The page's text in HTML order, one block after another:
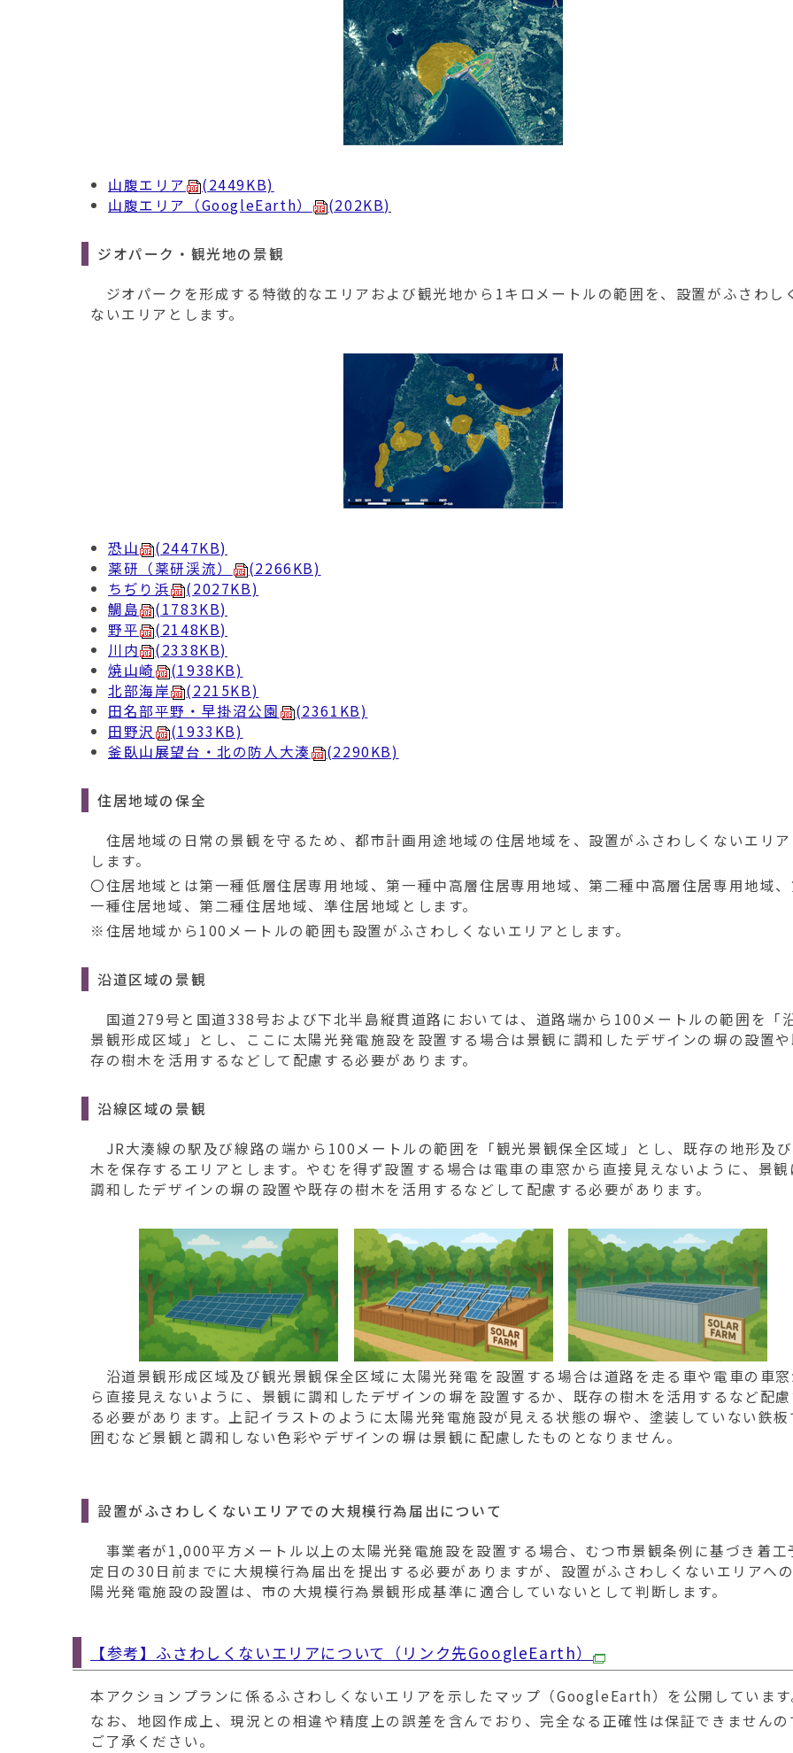
山腹エリア
(2449KB)
山腹エリア（GoogleEarth）
(202KB)
ジオパーク・観光地の景観
ジオパークを形成する特徴的なエリアおよび観光地から1キロメートルの範囲を、設置がふさわし
ないエリアとします。
恐山
(2447KB)
薬研（薬研渓流）
(2266KB)
ちぢり浜
(2027KB)
鯛島
(1783KB)
野平
(2148KB)
川内
(2338KB)
焼山崎
(1938KB)
北部海岸
(2215KB)
田名部平野・早掛沼公園
(2361KB)
田野沢
(1933KB)
釜臥山展望台・北の防人大湊
(2290KB)
住居地域の保全
住居地域の日常の景観を守るため、都市計画用途地域の住居地域を、設置がふさわしくないエリ
します。
〇住居地域とは第一種低層住居専用地域、第一種中高層住居専用地域、第二種中高層住居専用地域
一種住居地域、第二種住居地域、準住居地域とします。
※住居地域から100メートルの範囲も設置がふさわしくないエリアとします。
沿道区域の景観
国道279号と国道338号および下北半島縦貫道路においては、道路端から100メートルの範囲を「
景観形成区域」とし、ここに太陽光発電施設を設置する場合は景観に調和したデザインの塀の設置
存の樹木を活用するなどして配慮する必要があります。
沿線区域の景観
JR大湊線の駅及び線路の端から100メートルの範囲を「観光景観保全区域」とし、既存の地形及
木を保存するエリアとします。やむを得ず設置する場合は電車の車窓から直接見えないように、景
調和したデザインの塀の設置や既存の樹木を活用するなどして配慮する必要があります。
沿道景観形成区域及び観光景観保全区域に太陽光発電を設置する場合は道路を走る車や電車の車
ら直接見えないように、景観に調和したデザインの塀を設置するか、既存の樹木を活用するなど配
る必要があります。上記イラストのように太陽光発電施設が見える状態の塀や、塗装していない鉄
囲むなど景観と調和しない色彩やデザインの塀は景観に配慮したものとなりません。
設置がふさわしくないエリアでの大規模行為届出について
事業者が1,000平方メートル以上の太陽光発電施設を設置する場合、むつ市景観条例に基づき着工
定日の30日前までに大規模行為届出を提出する必要がありますが、設置がふさわしくないエリアへ
陽光発電施設の設置は、市の大規模行為景観形成基準に適合していないとして判断します。
【参考】ふさわしくないエリアについて（リンク先GoogleEarth）
本アクションプランに係るふさわしくないエリアを示したマップ（GoogleEarth）を公開していま
なお、地図作成上、現況との相違や精度上の誤差を含んでおり、完全なる正確性は保証できません
ご了承ください。